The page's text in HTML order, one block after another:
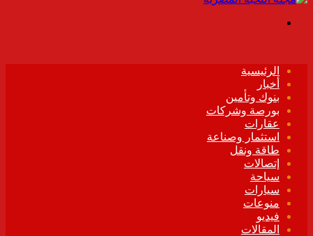
الرئيسية
أخبار
بنوك وتأمين
بورصة وشركات
عقارات
استثمار وصناعة
طاقة ونقل
إتصالات
سياحة
سيارات
منوعات
فيديو
المقالات